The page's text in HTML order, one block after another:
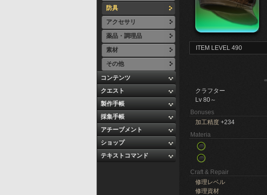
防具
アクセサリ
薬品・調理品
素材
その他
コンテンツ
クエスト
製作手帳
採集手帳
アチーブメント
ショップ
テキストコマンド
ITEM LEVEL 490
クラフター
Lv 80～
Bonuses
加工精度 +234
Materia
Craft & Repair
修理レベル
修理資材